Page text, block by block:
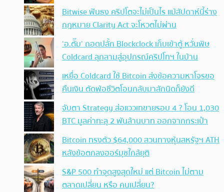
Bitwise ฟันธง คริปโตจะไม่เป็นไร แม้สัปดาห์นี้ร่าง
กฎหมาย Clarity Act จะโหวตไม่ผ่าน
‘อ.ตั๊ม’ ถอดปลั้ก Blockclock เก็บเข้าตู้ หวั่นพิษ
Coldcard ลุกลามสู่อุปกรณ์คริปโทฯ ในบ้าน
เหยื่อ Coldcard ใช้ Bitcoin ส่งข้อความหาโจรขอ
คืนเงิน ตัดพ้อชีวิตโอนกลับมาสักนิดก็ยังดี
จับตา Strategy ส่อแววเทขายรอบ 4 ? โอน 1,030
BTC มูลค่าทะลุ 2 พันล้านบาท ออกจากกระเป๋า
Bitcoin ทรงตัว $64,000 สวนทางหุ้นสหรัฐฯ ATH
หลังข้อตกลงฮอร์มุซใกล้ยุติ
S&P 500 ทำจุดสูงสุดใหม่ แต่ Bitcoin ไม่ตาม
ตลาดเปลี่ยน หรือ คนเปลี่ยน?